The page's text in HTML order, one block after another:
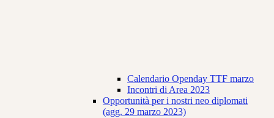
Calendario Openday TTF marzo
Incontri di Area 2023
Opportunità per i nostri neo diplomati
(agg. 29 marzo 2023)